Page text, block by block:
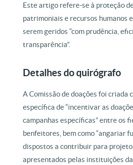
Este artigo refere-se à proteção
patrimoniais e recursos humanos
serem geridos “com prudência,
transparência”.
Detalhes do quirógrafo
A Comissão de doações foi criada
específica de “incentivar as
campanhas específicas” entre os
benfeitores, bem como “angariar
dispostos a contribuir para
apresentados pelas instituições